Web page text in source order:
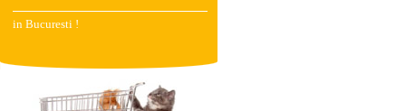
in Bucuresti !